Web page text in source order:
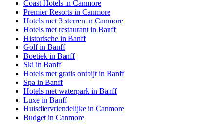
Coast Hotels in Canmore
Premier Resorts in Canmore
Hotels met 3 sterren in Canmore
Hotels met restaurant in Banff
Historische in Banff
Golf in Banff
Boetiek in Banff
Ski in Banff
Hotels met gratis ontbijt in Banff
Spa in Banff
Hotels met waterpark in Banff
Luxe in Banff
Huisdiervriendelijke in Canmore
Budget in Canmore